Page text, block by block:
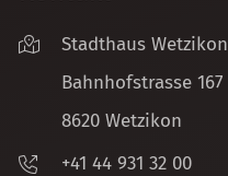
Stadthaus Wetzikon
Bahnhofstrasse 167
8620 Wetzikon
+41 44 931 32 00